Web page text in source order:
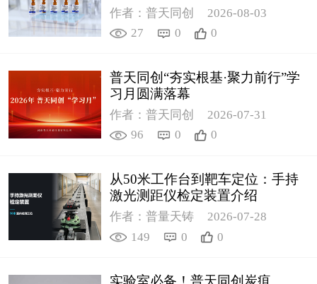
作者：普天同创
2026-08-03
27
0 0
普天同创“夯实根基·聚力前行”学
习月圆满落幕
作者：普天同创
2026-07-31
96
0 0
从50米工作台到靶车定位：手持
激光测距仪检定装置介绍
作者：普量天铸
2026-07-28
149
0 0